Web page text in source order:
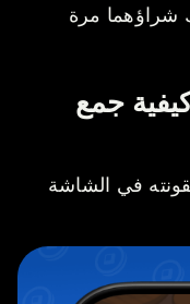
شراؤهما مرة
جمع
في الشاشة